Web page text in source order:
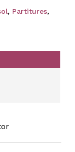
, Partitures,